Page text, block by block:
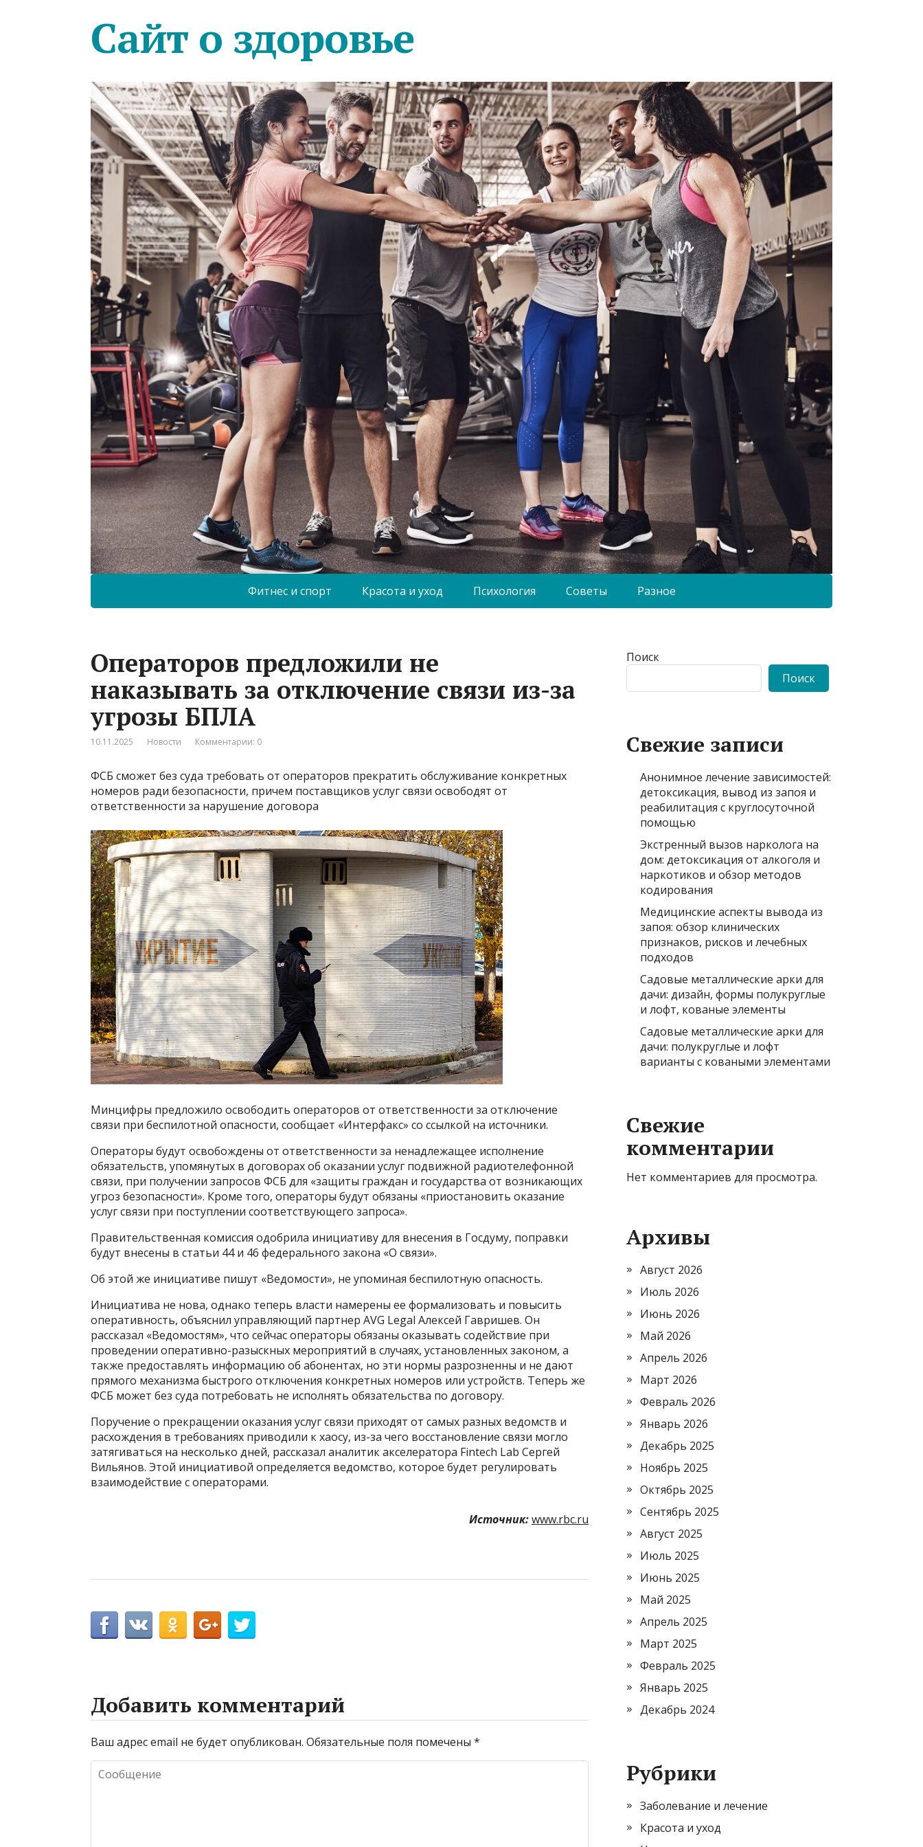
Сайт о здоровье
Фитнес и спорт Красота и уход Психология Советы Разное
Операторов предложили не
наказывать за отключение связи из-за
угрозы БПЛА
10.11.2025 Новости Комментарии: 0
ФСБ сможет без суда требовать от операторов прекратить обслуживание конкретных
номеров ради безопасности, причем поставщиков услуг связи освободят от
ответственности за нарушение договора
Минцифры предложило освободить операторов от ответственности за отключение
связи при беспилотной опасности, сообщает «Интерфакс» со ссылкой на источники.
Операторы будут освобождены от ответственности за ненадлежащее исполнение
обязательств, упомянутых в договорах об оказании услуг подвижной радиотелефонной
связи, при получении запросов ФСБ для «защиты граждан и государства от возникающих
угроз безопасности». Кроме того, операторы будут обязаны «приостановить оказание
услуг связи при поступлении соответствующего запроса».
Правительственная комиссия одобрила инициативу для внесения в Госдуму, поправки
будут внесены в статьи 44 и 46 федерального закона «О связи».
Об этой же инициативе пишут «Ведомости», не упоминая беспилотную опасность.
Инициатива не нова, однако теперь власти намерены ее формализовать и повысить
оперативность, объяснил управляющий партнер AVG Legal Алексей Гавришев. Он
рассказал «Ведомостям», что сейчас операторы обязаны оказывать содействие при
проведении оперативно-разыскных мероприятий в случаях, установленных законом, а
также предоставлять информацию об абонентах, но эти нормы разрозненны и не дают
прямого механизма быстрого отключения конкретных номеров или устройств. Теперь же
ФСБ может без суда потребовать не исполнять обязательства по договору.
Поручение о прекращении оказания услуг связи приходят от самых разных ведомств и
расхождения в требованиях приводили к хаосу, из-за чего восстановление связи могло
затягиваться на несколько дней, рассказал аналитик акселератора Fintech Lab Сергей
Вильянов. Этой инициативой определяется ведомство, которое будет регулировать
взаимодействие с операторами.
Источник:www.rbc.ru
Добавить комментарий
Ваш адрес email не будет опубликован. Обязательные поля помечены *
Поиск
Поиск
Свежие записи
Анонимное лечение зависимостей:
детоксикация, вывод из запоя и
реабилитация с круглосуточной
помощью
Экстренный вызов нарколога на
дом: детоксикация от алкоголя и
наркотиков и обзор методов
кодирования
Медицинские аспекты вывода из
запоя: обзор клинических
признаков, рисков и лечебных
подходов
Садовые металлические арки для
дачи: дизайн, формы полукруглые
и лофт, кованые элементы
Садовые металлические арки для
дачи: полукруглые и лофт
варианты с коваными элементами
Свежие
комментарии
Нет комментариев для просмотра.
Архивы
Август 2026
Июль 2026
Июнь 2026
Май 2026
Апрель 2026
Март 2026
Февраль 2026
Январь 2026
Декабрь 2025
Ноябрь 2025
Октябрь 2025
Сентябрь 2025
Август 2025
Июль 2025
Июнь 2025
Май 2025
Апрель 2025
Март 2025
Февраль 2025
Январь 2025
Декабрь 2024
Рубрики
Заболевание и лечение
Красота и уход